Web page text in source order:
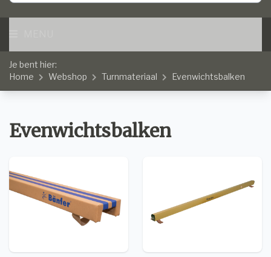
Je bent hier:
Home
Webshop Turnmateriaal Evenwichtsbalken
Evenwichtsbalken